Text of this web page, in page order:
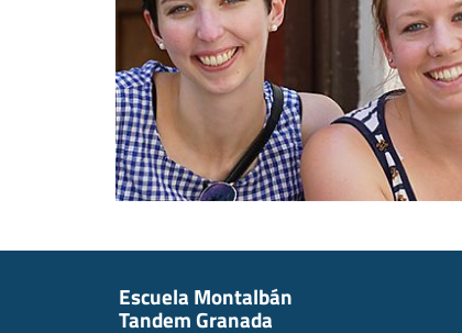
Escuela Montalbán
Tandem Granada